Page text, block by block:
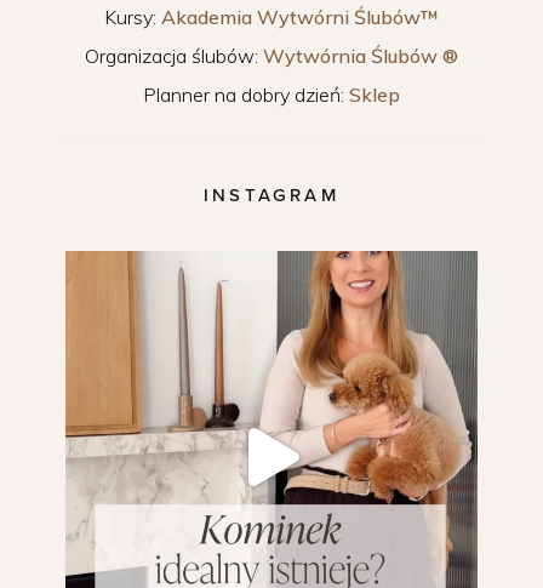
Kursy: Akademia Wytwórni Ślubów™
Organizacja ślubów: Wytwórnia Ślubów ®
Planner na dobry dzień: Sklep
INSTAGRAM